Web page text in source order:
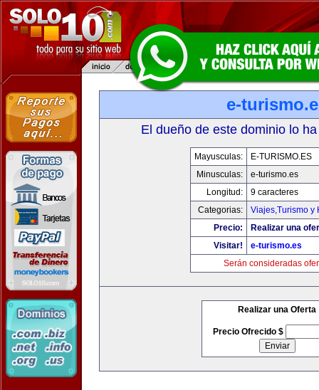
e-
El dueño de este dominio lo
Mayusculas:
E-TURISMO.ES
Minusculas:
e-turismo.es
Longitud:
9 caracteres
Categorias:
Viajes,Turismo y
Precio:
Realizar una
Visitar!
e-turismo.es
Serán consideradas
Realizar una Oferta
Precio Ofrecido $